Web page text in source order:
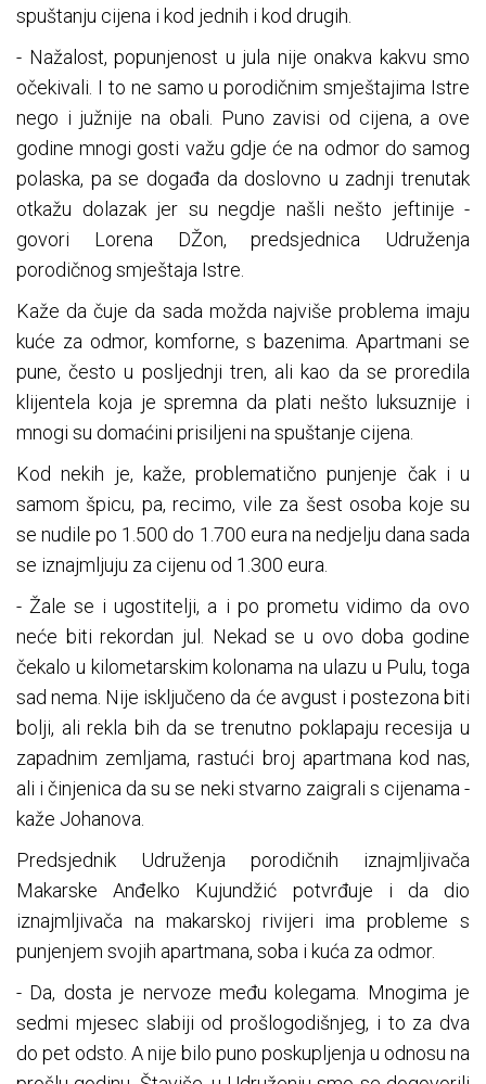
spuštanju cijena i kod jednih i kod drugih.
- Nažalost, popunjenost u jula nije onakva kakvu smo
očekivali. I to ne samo u porodičnim smještajima Istre
nego i južnije na obali. Puno zavisi od cijena, a ove
godine mnogi gosti važu gdje će na odmor do samog
polaska, pa se događa da doslovno u zadnji trenutak
otkažu dolazak jer su negdje našli nešto jeftinije -
govori Lorena DŽon, predsjednica Udruženja
porodičnog smještaja Istre.
Kaže da čuje da sada možda najviše problema imaju
kuće za odmor, komforne, s bazenima. Apartmani se
pune, često u posljednji tren, ali kao da se proredila
klijentela koja je spremna da plati nešto luksuznije i
mnogi su domaćini prisiljeni na spuštanje cijena.
Kod nekih je, kaže, problematično punjenje čak i u
samom špicu, pa, recimo, vile za šest osoba koje su
se nudile po 1.500 do 1.700 eura na nedjelju dana sada
se iznajmljuju za cijenu od 1.300 eura.
- Žale se i ugostitelji, a i po prometu vidimo da ovo
neće biti rekordan jul. Nekad se u ovo doba godine
čekalo u kilometarskim kolonama na ulazu u Pulu, toga
sad nema. Nije isključeno da će avgust i postezona biti
bolji, ali rekla bih da se trenutno poklapaju recesija u
zapadnim zemljama, rastući broj apartmana kod nas,
ali i činjenica da su se neki stvarno zaigrali s cijenama -
kaže Јohanova.
Predsjednik Udruženja porodičnih iznajmljivača
Makarske Anđelko Kujundžić potvrđuje i da dio
iznajmljivača na makarskoj rivijeri ima probleme s
punjenjem svojih apartmana, soba i kuća za odmor.
- Da, dosta je nervoze među kolegama. Mnogima je
sedmi mjesec slabiji od prošlogodišnjeg, i to za dva
do pet odsto. A nije bilo puno poskupljenja u odnosu na